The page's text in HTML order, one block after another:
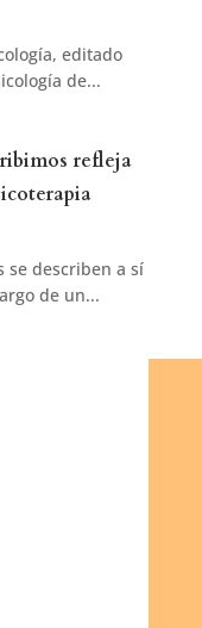
editado
de...
refleja
se describen a sí
de un...